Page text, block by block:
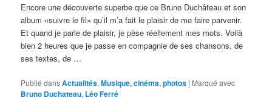
Encore une découverte superbe que ce Bruno Duchâteau et son
album «suivre le fil» qu’il m’a fait le plaisir de me faire parvenir.
Et quand je parle de plaisir, je pèse réellement mes mots. Voilà
bien 2 heures que je passe en compagnie de ses chansons, de
ses textes, de …
Publié dansActualités,Musique, cinéma, photos | Marqué avec
Bruno Duchateau, Léo Ferré